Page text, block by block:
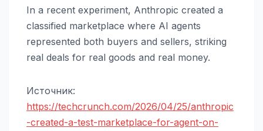
In a recent experiment, Anthropic created a
classified marketplace where AI agents
represented both buyers and sellers, striking
real deals for real goods and real money.
Источник:
https://techcrunch.com/2026/04/25/anthropic
-created-a-test-marketplace-for-agent-on-